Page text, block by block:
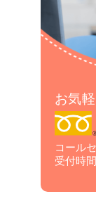
お気
コール
受付時